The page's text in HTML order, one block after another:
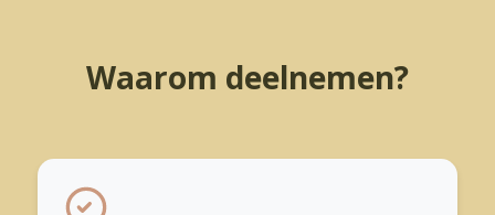
Waarom deelnemen?